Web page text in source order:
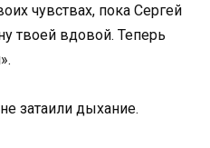
чувствах, пока Сергей
твоей вдовой. Теперь
затаили дыхание.